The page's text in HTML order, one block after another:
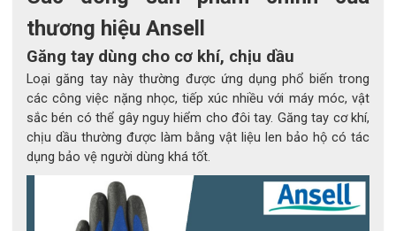
Ansell, giúp tăng cường khả năng kháng hóa chất và độ bền
trong môi trường khắc nghiệt:
- Lớp ngoài (Nitrile): Chống dung môi hữu cơ, dầu mỡ, hóa
chất mạnh.
- Lớp giữa (Neoprene): Chống axit, bazơ và các chất ăn mòn.
- Lớp trong: Mềm mại, khô thoáng, giúp dễ đeo – dễ tháo và
tạo cảm giác thoải mái suốt ngày dài.
2.2 Độ dày tối ưu – chỉ 7,8 mil
Dù mỏng hơn nhiều loại găng tay hóa chất khác,
thương hiệu Ansell
Găng tay dùng cho cơ khí, chịu dầu
Loại găng tay này thường được ứng dụng phổ biến trong
các công việc nặng nhọc, tiếp xúc nhiều với máy móc, vật
sắc bén có thể gây nguy hiểm cho đôi tay. Găng tay cơ khí,
chịu dầu thường được làm bằng vật liệu len bảo hộ có tác
dụng bảo vệ người dùng khá tốt.